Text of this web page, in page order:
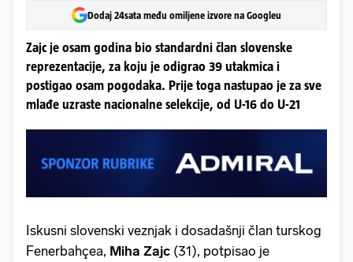
Dodaj 24sata među omiljene izvore na Googleu
Zajc je osam godina bio standardni član slovenske
reprezentacije, za koju je odigrao 39 utakmica i
postigao osam pogodaka. Prije toga nastupao je za sve
mlađe uzraste nacionalne selekcije, od U-16 do U-21
Iskusni slovenski veznjak i dosadašnji član turskog
Fenerbahçea, Miha Zajc (31), potpisao je